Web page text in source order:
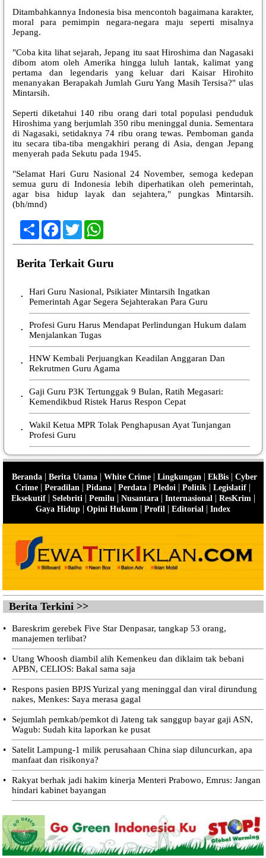
Ditambahkannya Indonesia bisa mencontoh bagaimana karakter,
moral para pemimpin negara-negara maju seperti misalnya
Jepang.
"Coba kita lihat sejarah, Jepang itu saat Hiroshima dan Nagasaki
dibom atom oleh Amerika hingga luluh lantak, kalimat yang
pertama dan legendaris yang keluar dari Kaisar Hirohito
menanyakan Berapakah Jumlah Guru Yang Masih Tersisa?" ulas
Mintarsih.
Seperti diketahui 140 ribu orang dari total populasi penduduk
Hiroshima yang berjumlah 350 ribu meninggal dunia. Sementara
di Nagasaki, setidaknya 74 ribu orang tewas. Pemboman ganda
itu secara tiba-tiba mengakhiri perang di Asia, dengan Jepang
menyerah pada Sekutu pada 1945.
"Selamat Hari Guru Nasional 24 November, semoga kedepan
semua guru di Indonesia lebih diperhatikan oleh pemerintah,
agar bisa hidup layak dan sejahtera," pungkas Mintarsih.
(bh/mnd)
ShareFacebook
TwitterWhatsApp
Berita Terkait Guru
•
Hari Guru Nasional, Psikiater Mintarsih Ingatkan
Pemerintah Agar Segera Sejahterakan Para Guru
•
Profesi Guru Harus Mendapat Perlindungan Hukum dalam
Menjalankan Tugas
•
HNW Kembali Perjuangkan Keadilan Anggaran Dan
Rekrutmen Guru Agama
•
Gaji Guru P3K Tertunggak 9 Bulan, Ratih Megasari:
Kemendikbud Ristek Harus Respon Cepat
•
Wakil Ketua MPR Tolak Penghapusan Ayat Tunjangan
Profesi Guru
Beranda| Berita Utama| White Crime| Lingkungan | EkBis| Cyber
Crime | Peradilan | Pidana | Perdata | Pledoi | Politik | Legislatif |
Eksekutif| Selebriti | Pemilu | Nusantara| Internasional | ResKrim |
Gaya Hidup | Opini Hukum | Profil | Editorial | Index
Berita Terkini >>
•
Bareskrim gerebek Five Star Denpasar, tangkap 53 orang,
manajemen terlibat?
•
Utang Whoosh diambil alih Kemenkeu dan diklaim tak bebani
APBN, CELIOS: Bakal sama saja
•
Respons pasien BPJS Yurizal yang meninggal dan viral dirundung
nakes, Menkes: Saya merasa gagal
•
Sejumlah pemkab/pemkot di Jateng tak sanggup bayar gaji ASN,
Wagub: Sudah kita laporkan ke pusat
•
Satelit Lampung-1 milik perusahaan China siap diluncurkan, apa
manfaat dan risikonya?
•
Rakyat berhak jadi hakim kinerja Menteri Prabowo, Emrus: Jangan
hindari kabinet bayangan